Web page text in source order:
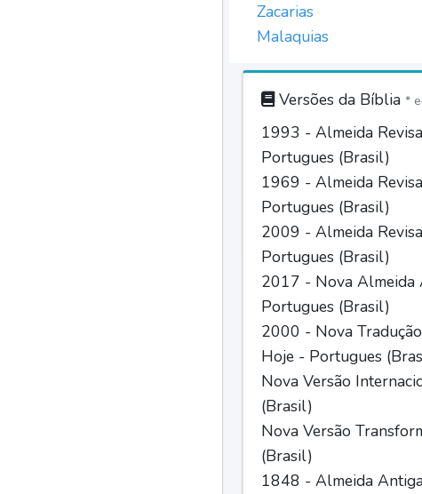
Zacarias
Malaquias
Versões da Bíblia *
1993 - Almeida
Portugues (Brasil)
1969 - Almeida
Portugues (Brasil)
2009 - Almeida
Portugues (Brasil)
2017 - Nova Almeida
Portugues (Brasil)
2000 - Nova
Hoje - Portugues
Nova Versão
(Brasil)
Nova Versão
(Brasil)
1848 - Almeida